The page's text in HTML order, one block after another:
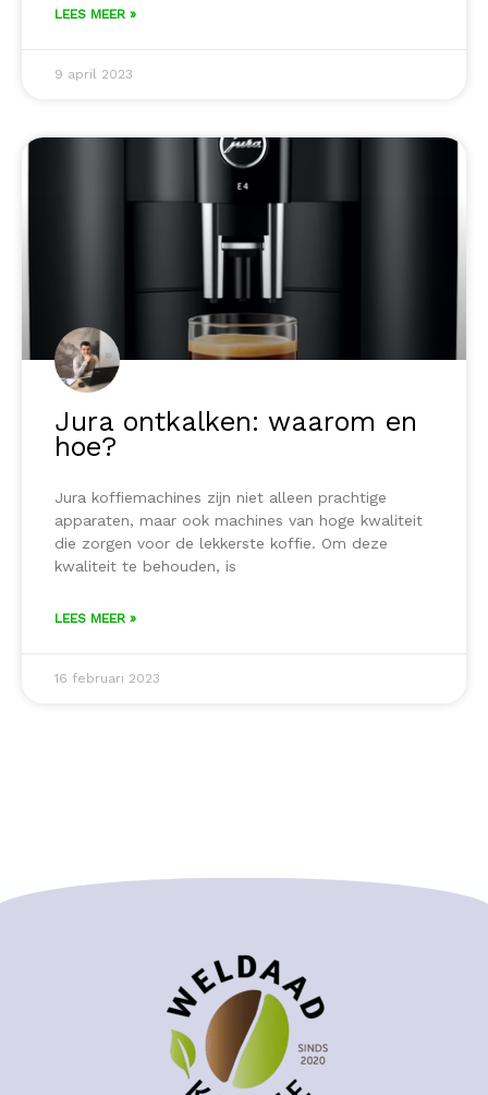
LEES MEER »
9 april 2023
Jura ontkalken: waarom en
hoe?
Jura koffiemachines zijn niet alleen prachtige
apparaten, maar ook machines van hoge kwaliteit
die zorgen voor de lekkerste koffie. Om deze
kwaliteit te behouden, is
LEES MEER »
16 februari 2023